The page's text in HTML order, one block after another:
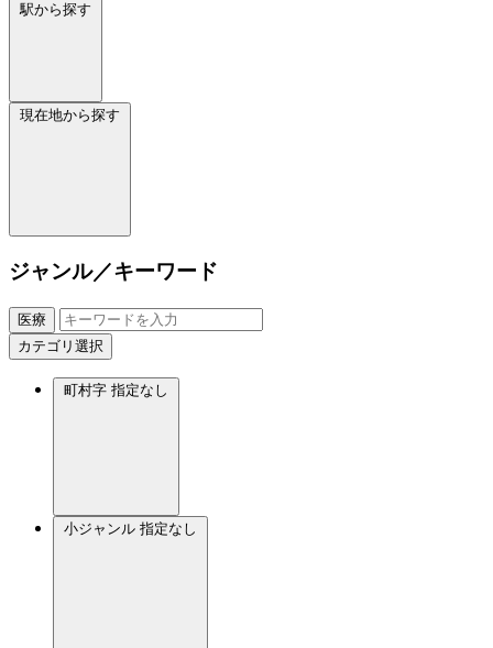
駅から探す
現在地から探す
ジャンル／キーワード
医療
カテゴリ選択
町村字 指定なし
小ジャンル 指定なし